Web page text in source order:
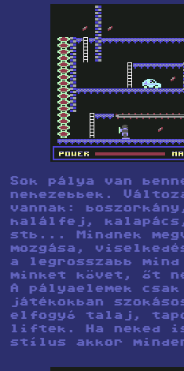
Sok pálya van
nehezebbek.
vannak:
halálfej,
stb... Mindnek
mozgása,
a legrosszabb
minket követ, őt
A pályaelemek
játékokban
elfogyó talaj,
liftek. Ha neked
stílus akkor